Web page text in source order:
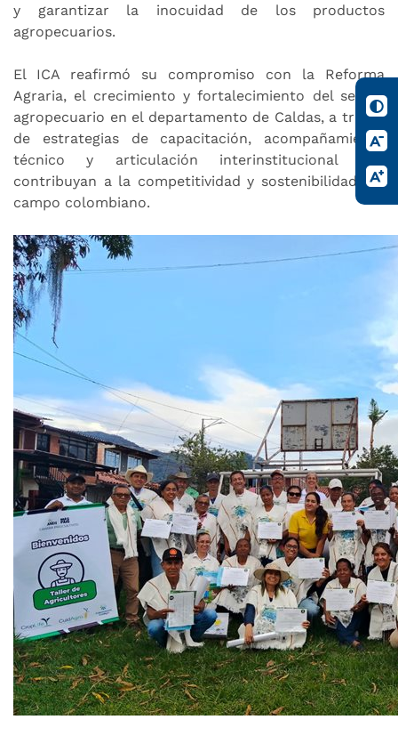
y garantizar la inocuidad de los productos
agropecuarios.
El ICA reafirmó su compromiso con la Reforma
Agraria, el crecimiento y fortalecimiento del sector
agropecuario en el departamento de Caldas, a través
de estrategias de capacitación, acompañamiento
técnico y articulación interinstitucional que
contribuyan a la competitividad y sostenibilidad del
campo colombiano.